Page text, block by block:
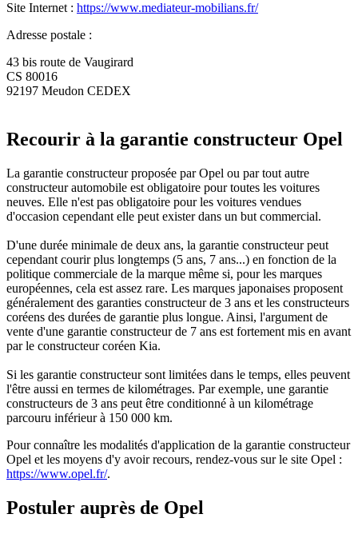
Site Internet : https://www.mediateur-mobilians.fr/
Adresse postale :
43 bis route de Vaugirard
CS 80016
92197 Meudon CEDEX
Recourir à la garantie constructeur Opel
La garantie constructeur proposée par Opel ou par tout autre
constructeur automobile est obligatoire pour toutes les voitures
neuves. Elle n'est pas obligatoire pour les voitures vendues
d'occasion cependant elle peut exister dans un but commercial.
D'une durée minimale de deux ans, la garantie constructeur peut
cependant courir plus longtemps (5 ans, 7 ans...) en fonction de la
politique commerciale de la marque même si, pour les marques
européennes, cela est assez rare. Les marques japonaises proposent
généralement des garanties constructeur de 3 ans et les constructeurs
coréens des durées de garantie plus longue. Ainsi, l'argument de
vente d'une garantie constructeur de 7 ans est fortement mis en avant
par le constructeur coréen Kia.
Si les garantie constructeur sont limitées dans le temps, elles peuvent
l'être aussi en termes de kilométrages. Par exemple, une garantie
constructeurs de 3 ans peut être conditionné à un kilométrage
parcouru inférieur à 150 000 km.
Pour connaître les modalités d'application de la garantie constructeur
Opel et les moyens d'y avoir recours, rendez-vous sur le site Opel :
https://www.opel.fr/.
Postuler auprès de Opel